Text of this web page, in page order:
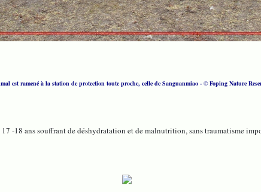
est ramené à la station de protection toute proche, celle de Sanguanmiao - © Foping Nature
-18 ans souffrant de déshydratation et de malnutrition, sans traumatisme